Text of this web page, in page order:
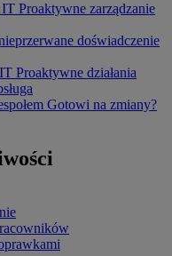
IT Proaktywne zarządzanie
doświadczenie
Proaktywne działania
Gotowi na zmiany?